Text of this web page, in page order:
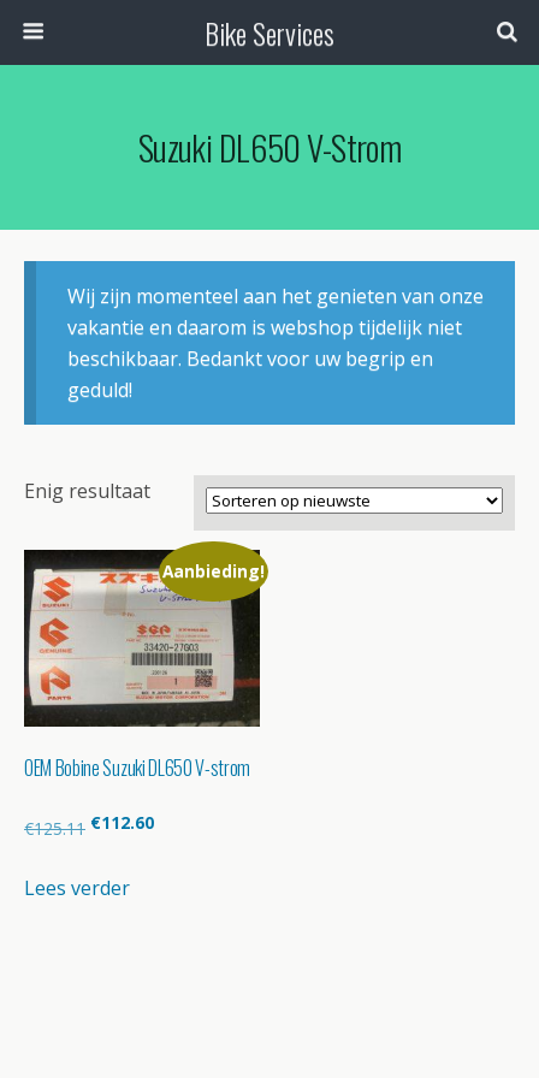
Bike Services
Suzuki DL650 V-Strom
Wij zijn momenteel aan het genieten van onze
vakantie en daarom is webshop tijdelijk niet
beschikbaar. Bedankt voor uw begrip en
geduld!
Enig resultaat
Aanbieding!
OEM Bobine Suzuki DL650 V-strom
€125.11 Oorspronkelijke
was:
€112.60Huidige
Lees verder